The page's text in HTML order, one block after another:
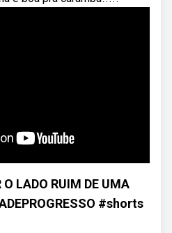
O LADO RUIM DE UMA
#shorts